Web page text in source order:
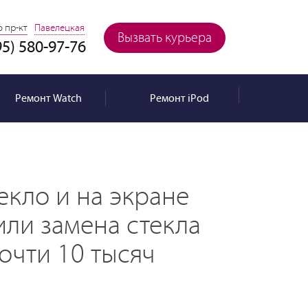
Вызвать курьера
пр-кт Павелецкая
580-97-76
РемонтWatch РемонтiPod
и на экране
замена стекла
10 тысяч